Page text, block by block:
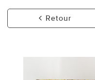
Retour